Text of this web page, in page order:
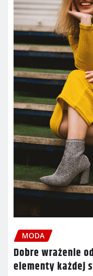
MODA
Dobre wrażenie
elementy każdej